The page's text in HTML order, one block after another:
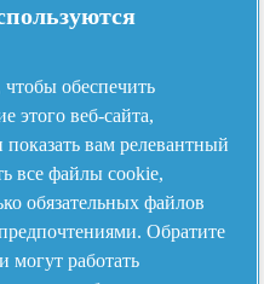
Maggiore, Vicenza Italy
обеспечить
этого веб-сайта,
вам релевантный
все файлы cookie,
обязательных файлов
Обратите
могут работать